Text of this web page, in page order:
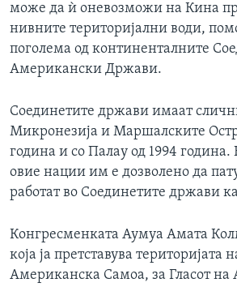
може да ѝ оневозможи на Кина
нивните територијални води,
поголема од континенталните
Американски Држави.
Соединетите држави имаат
Микронезија и Маршалските
година и со Палау од 1994 година.
овие нации им е дозволено да
работат во Соединетите држави
Конгресменката Аумуа Амата
која ја претставува територијата
Американска Самоа, за Гласот на